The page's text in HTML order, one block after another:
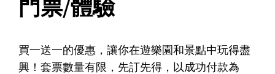
門票/體驗
買一送一的優惠，讓你在遊樂園和景點中玩得盡
興！套票數量有限，先訂先得，以成功付款為